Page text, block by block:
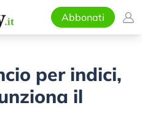
Abbonati
per indici,
il